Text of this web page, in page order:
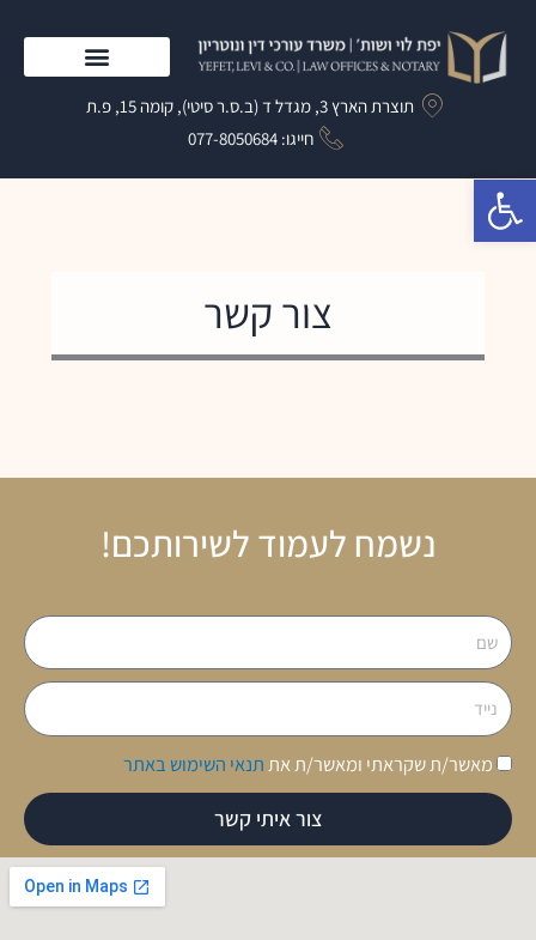
לתוכן
תוצרת הארץ 3, מגדל ד (ב.ס.ר סיטי), קומה 15, פ.ת
חייגו: 077-8050684​
צור קשר
נשמח לעמוד לשירותכם!
שם
נייד
הסכמה
מאשר/ת שקראתי ומאשר/ת אתתנאי השימוש באתר
צור איתי קשר
פתח סרגל נגישות